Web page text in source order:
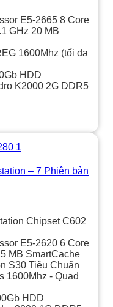
E5-2665 8 Core
GHz 20 MB
1600Mhz (tối đa
HDD
K2000 2G DDR5
– 7 Phiên bản
Chipset C602
E5-2620 6 Core
MB SmartCache
S30 Tiêu Chuẩn
1600Mhz - Quad
HDD